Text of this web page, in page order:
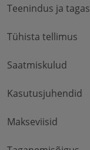
Teenindus ja
Tühista tellimus
Saatmiskulud
Kasutusjuhendid
Makseviisid